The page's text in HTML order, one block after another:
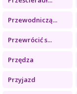
Przewodniczą...
Przewrócić s...
Przędza
Przyjazd